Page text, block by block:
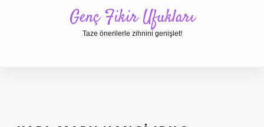
Genç Fikir Ufukları
Taze önerilerle zihnini genişlet!